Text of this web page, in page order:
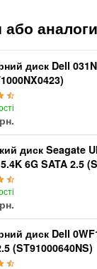
або аналоги
диск Dell
диск Seagate
6G SATA 2.5
диск Dell
(ST91000640NS)